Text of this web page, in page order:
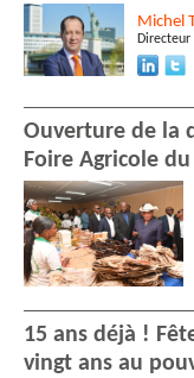
Michel
Ouverture de la
Foire Agricole
15 ans déjà !
vingt ans au